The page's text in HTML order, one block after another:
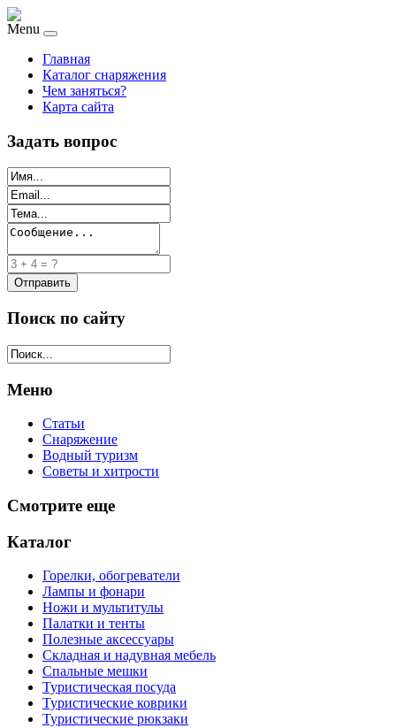
Menu
Главная
Каталог снаряжения
Чем заняться?
Карта сайта
Задать вопрос
Поиск по сайту
Меню
Статьи
Снаряжение
Водный туризм
Советы и хитрости
Смотрите еще
Каталог
Горелки, обогреватели
Лампы и фонари
Ножи и мультитулы
Палатки и тенты
Полезные аксессуары
Складная и надувная мебель
Спальные мешки
Туристическая посуда
Туристические коврики
Туристические рюкзаки